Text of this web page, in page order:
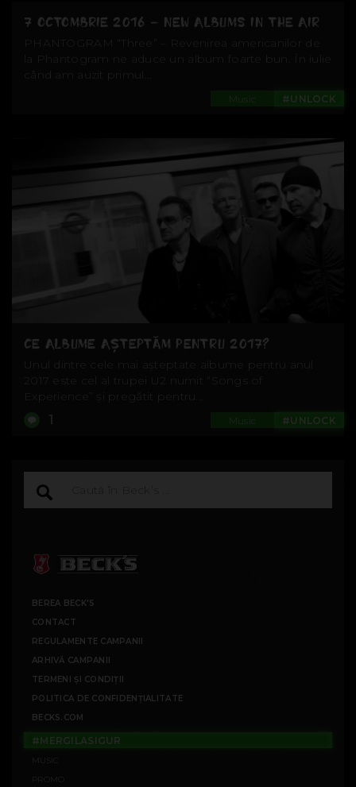
7 OCTOMBRIE 2016 – NEW ALBUMS IN THE AIR
PHANTOGRAM “Three” – Revenirea americanilor de
la Phantogram ne aduce un album foarte bun. În iulie
când am auzit primul...
#UNLOCK
Music
CE ALBUME AȘTEPTĂM PENTRU 2017?
Unul dintre cele mai așteptate albume pentru anul
2017 este cel al trupei U2 numit “Songs of
Experience” și pregătit pentru...
#UNLOCK
Music
1
BEREA BECK'S
CONTACT
REGULAMENTE CAMPANII
ARHIVĂ CAMPANII
TERMENI ȘI CONDIȚII
POLITICA DE CONFIDENȚIALITATE
BECKS.COM
#MERGILASIGUR